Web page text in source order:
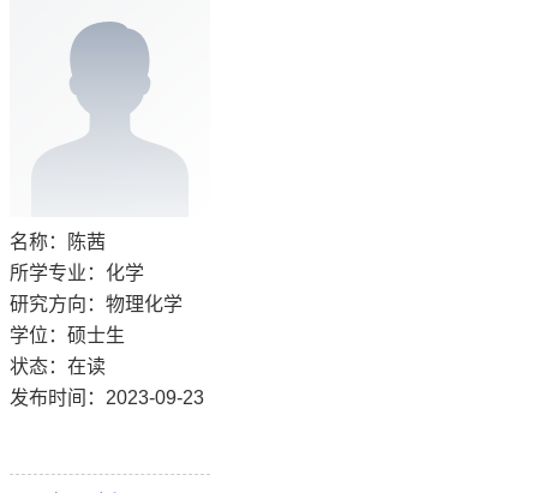
名称：陈茜
所学专业：化学
研究方向：物理化学
学位：硕士生
状态：在读
发布时间：2023-09-23